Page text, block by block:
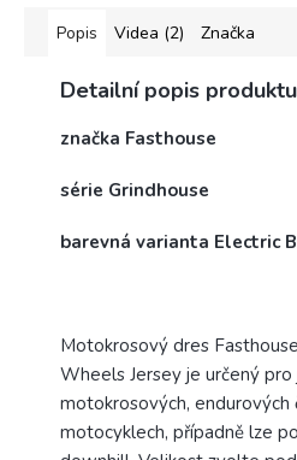
Popis Videa (2) Značka
Detailní popis produktu
značka Fasthouse
série Grindhouse
barevná varianta Electric
Motokrosový dres
Wheels Jersey je určený pro
motokrosových, endurových
motocyklech, případně lze